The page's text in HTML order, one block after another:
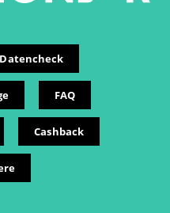
Datencheck
FAQ
Cashback